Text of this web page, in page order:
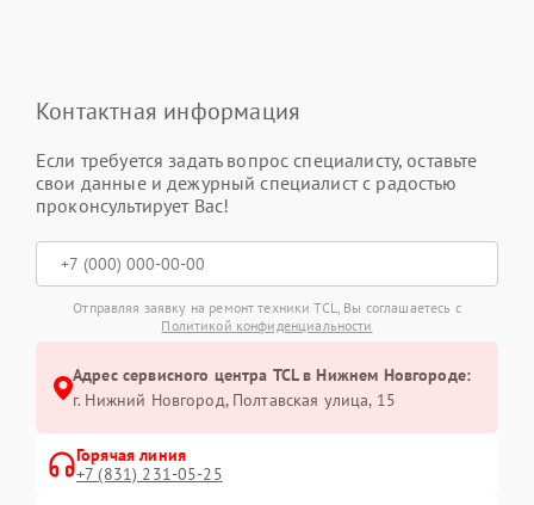
Контактная информация
Если требуется задать вопрос специалисту, оставьте
свои данные и дежурный специалист с радостью
проконсультирует Вас!
Отправляя заявку на ремонт техники TCL, Вы соглашаетесь с
Политикой конфиденциальности
Адрес сервисного центра TCL в Нижнем Новгороде:
г. Нижний Новгород, Полтавская улица, 15
Горячая линия
+7 (831) 231-05-25